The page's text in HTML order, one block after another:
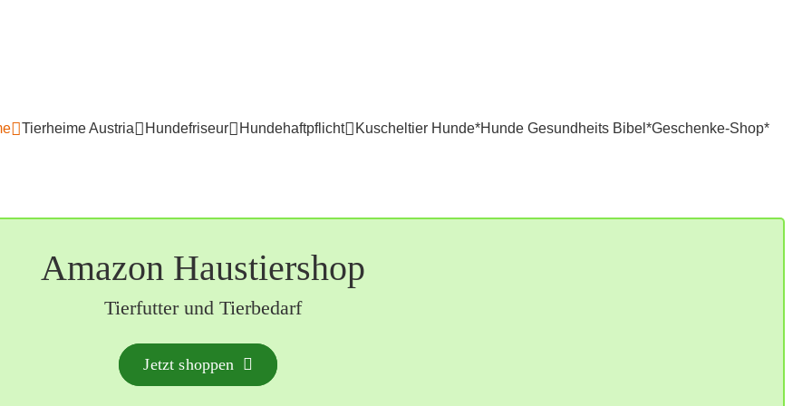
Tierheime Austria Hundefriseur Hundehaftpflicht Kuscheltier Hunde*Hunde Gesundheits Bibel*Geschenke-Shop*
Amazon Haustiershop
Tierfutter und Tierbedarf
Jetzt shoppen